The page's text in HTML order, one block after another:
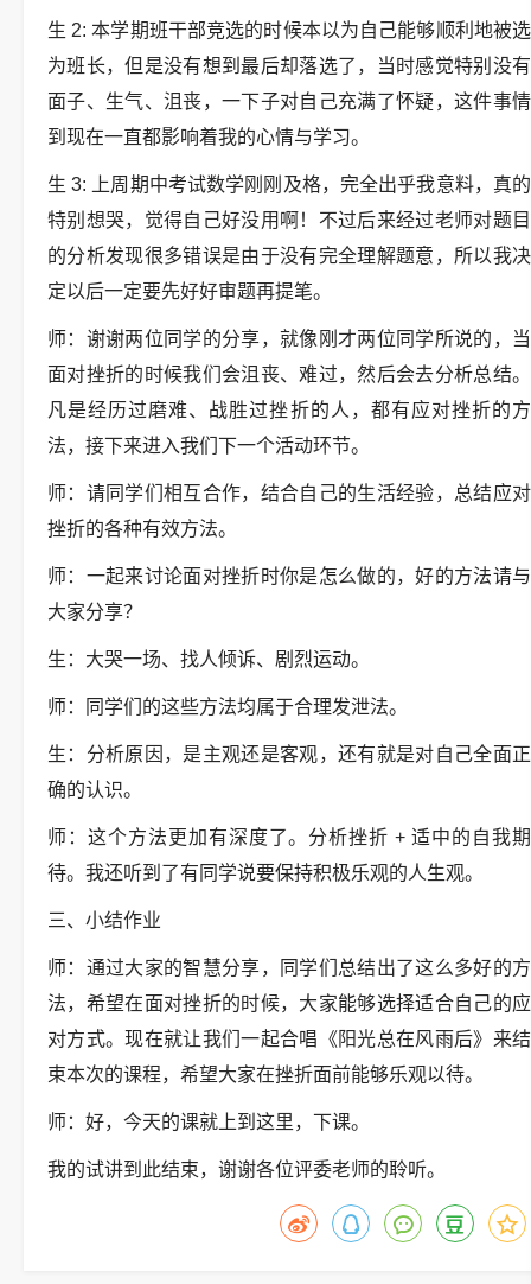
生 2: 本学期班干部竞选的时候本以为自己能够顺利地被选
为班长，但是没有想到最后却落选了，当时感觉特别没有
面子、生气、沮丧，一下子对自己充满了怀疑，这件事情
到现在一直都影响着我的心情与学习。
生 3: 上周期中考试数学刚刚及格，完全出乎我意料，真的
特别想哭，觉得自己好没用啊！不过后来经过老师对题目
的分析发现很多错误是由于没有完全理解题意，所以我决
定以后一定要先好好审题再提笔。
师：谢谢两位同学的分享，就像刚才两位同学所说的，当
面对挫折的时候我们会沮丧、难过，然后会去分析总结。
凡是经历过磨难、战胜过挫折的人，都有应对挫折的方
法，接下来进入我们下一个活动环节。
师：请同学们相互合作，结合自己的生活经验，总结应对
挫折的各种有效方法。
师：一起来讨论面对挫折时你是怎么做的，好的方法请与
大家分享？
生：大哭一场、找人倾诉、剧烈运动。
师：同学们的这些方法均属于合理发泄法。
生：分析原因，是主观还是客观，还有就是对自己全面正
确的认识。
师：这个方法更加有深度了。分析挫折 + 适中的自我期
待。我还听到了有同学说要保持积极乐观的人生观。
三、小结作业
师：通过大家的智慧分享，同学们总结出了这么多好的方
法，希望在面对挫折的时候，大家能够选择适合自己的应
对方式。现在就让我们一起合唱《阳光总在风雨后》来结
束本次的课程，希望大家在挫折面前能够乐观以待。
师：好，今天的课就上到这里，下课。
我的试讲到此结束，谢谢各位评委老师的聆听。